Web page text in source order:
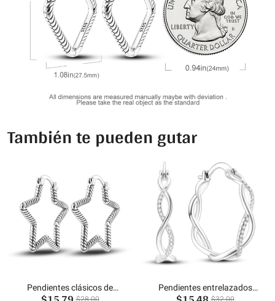
También te pueden gutar
Pendientes clásicos de
estrella de serpiente
$28.00
Pendientes entrelazados
brillantes$32.00